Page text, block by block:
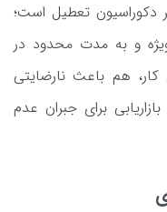
دکوراسیون تعطیل است؛
و به مدت محدود در
هم باعث نارضایتی
برای جبران عدم